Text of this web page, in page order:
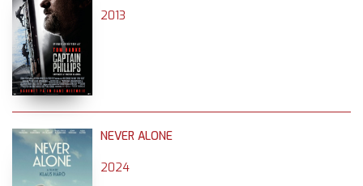
2013
NEVER ALONE
2024